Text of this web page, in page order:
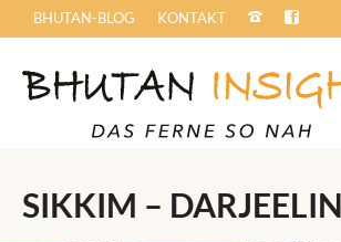
BHUTAN-BLOG KONTAKT
SIKKIM –